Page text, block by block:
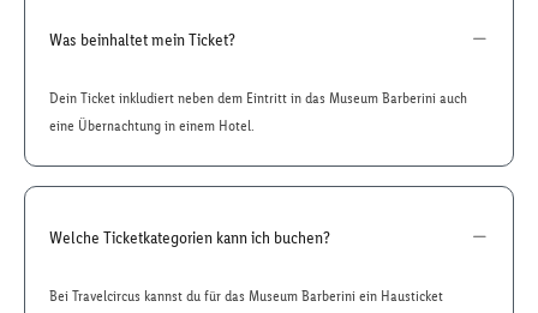
Was beinhaltet mein Ticket?
Dein Ticket inkludiert neben dem Eintritt in das Museum Barberini auch
eine Übernachtung in einem Hotel.
Welche Ticketkategorien kann ich buchen?
Bei Travelcircus kannst du für das Museum Barberini ein Hausticket